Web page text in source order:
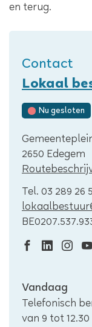
en terug.
Contact
Lokaal
Nu gesloten
Adres
,2650 Edegem
Tel. 03 289 26
E-
mail
lokaalbestuur
bestuur
Edegem
bestuur
Edegem
bestuur
Vandaag
Telefonisch
van 9 tot12.30